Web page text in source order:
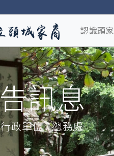
認識頭家
訊息
政單位 / 總務處